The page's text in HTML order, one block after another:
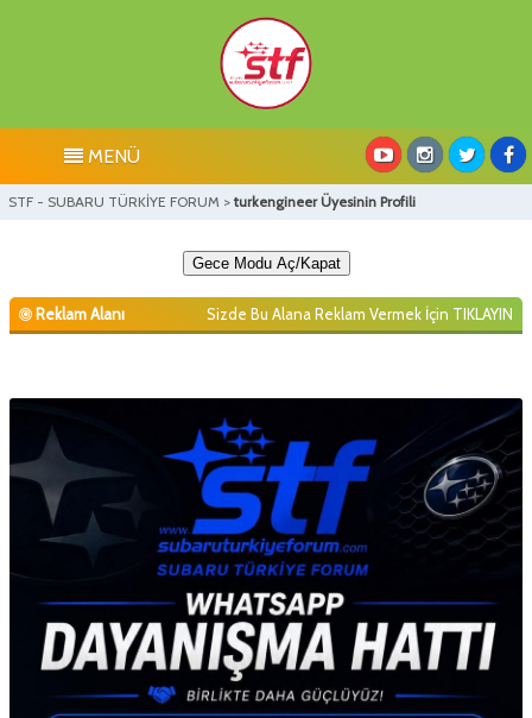
MENÜ
STF - SUBARU TÜRKİYE FORUM > turkengineer Üyesinin Profili
Gece Modu Aç/Kapat
Reklam Alanı Sizde Bu Alana Reklam Vermek İçin TIKLAYIN